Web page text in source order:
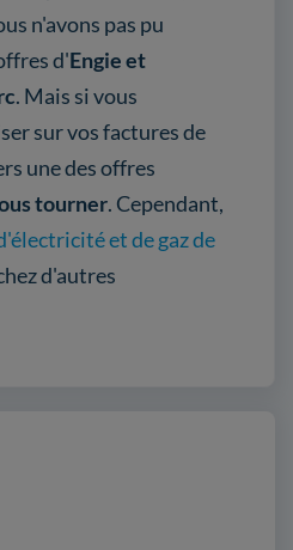
n'avons pas pu
d'Engie et
. Mais si vous
sur vos factures de
une des offres
tourner. Cependant,
et de gaz de
d'autres